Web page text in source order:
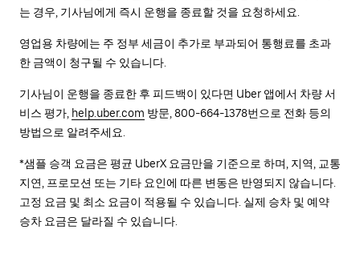
는 경우, 기사님에게 즉시 운행을 종료할 것을 요청하세요.
영업용 차량에는 주 정부 세금이 추가로 부과되어 통행료를 초과
한 금액이 청구될 수 있습니다.
기사님이 운행을 종료한 후 피드백이 있다면 Uber 앱에서 차량 서
비스 평가, help.uber.com 방문, 800-664-1378번으로 전화 등의
방법으로 알려주세요.
*샘플 승객 요금은 평균 UberX 요금만을 기준으로 하며, 지역, 교통
지연, 프로모션 또는 기타 요인에 따른 변동은 반영되지 않습니다.
고정 요금 및 최소 요금이 적용될 수 있습니다. 실제 승차 및 예약
승차 요금은 달라질 수 있습니다.